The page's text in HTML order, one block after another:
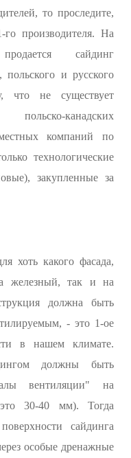
то проследите,
производителя. На
сайдинг
польского и русского
что не существует
канадских
компаний по
технологические
закупленные за
хоть какого фасада,
железный, так и на
должна быть
- это 1-ое
в нашем климате.
должны быть
вентиляции" на
30-40 мм). Тогда
сайдинга
особые дренажные